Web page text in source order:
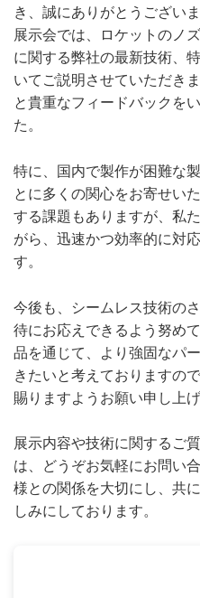
き、誠にありがとうございま
展示会では、ロケットのノ
に関する弊社の最新技術、
いてご説明させていただき
と貴重なフィードバックを
た。
特に、国内で製作が困難な
とに多くの関心をお寄せい
する課題もありますが、私
がら、迅速かつ効率的に対
す。
今後も、シームレス技術の
待にお応えできるよう努め
品を通じて、より強固なパ
きたいと考えておりますの
賜りますようお願い申し上げ
展示内容や技術に関するご
は、どうぞお気軽にお問い
様との関係を大切にし、共
しみにしております。